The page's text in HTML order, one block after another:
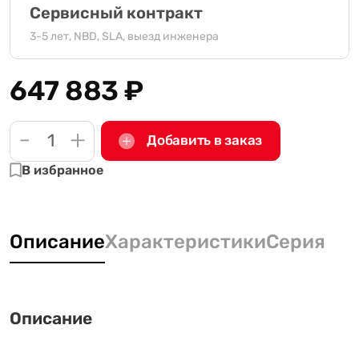
Сервисный контракт
3-5 лет, NBD, SLA, выезд инженера
647 883₽
- + Добавить в заказ
В избранное
ОписаниеХарактеристикиСерия
Описание